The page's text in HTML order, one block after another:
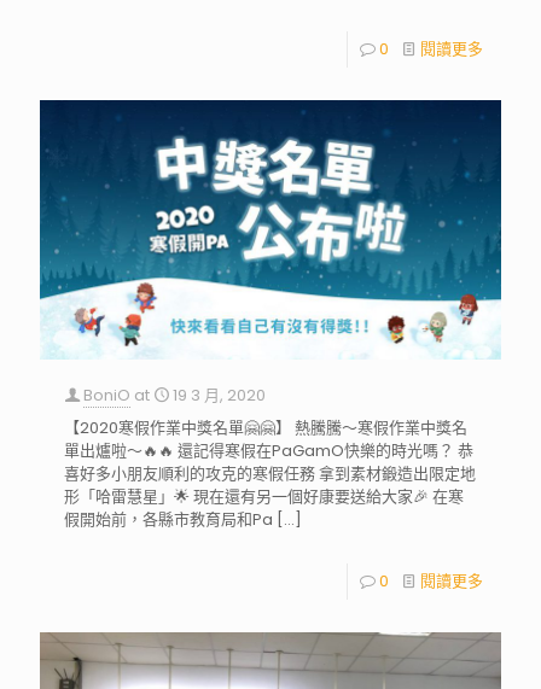
0 閱讀更多
BoniO at
19 3 月, 2020
【2020寒假作業中獎名單🤗🤗】 熱騰騰～寒假作業中獎名
單出爐啦～🔥🔥 還記得寒假在PaGamO快樂的時光嗎？ 恭
喜好多小朋友順利的攻克的寒假任務 拿到素材鍛造出限定地
形「哈雷慧星」🌟 現在還有另一個好康要送給大家🎉 在寒
假開始前，各縣市教育局和Pa […]
0 閱讀更多